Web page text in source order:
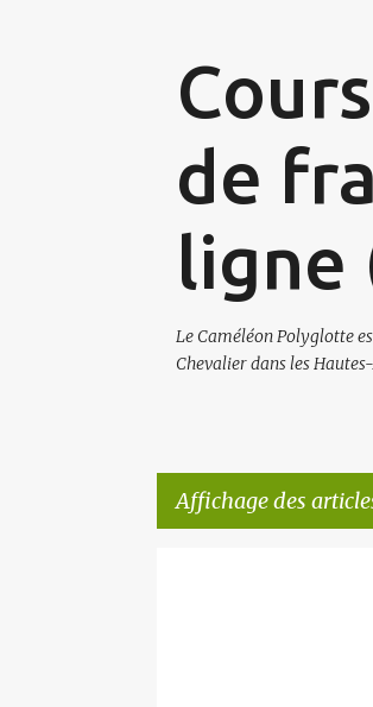
de
ligne
Le Caméléon Polyglotte
Chevalier dans les
Affichage des